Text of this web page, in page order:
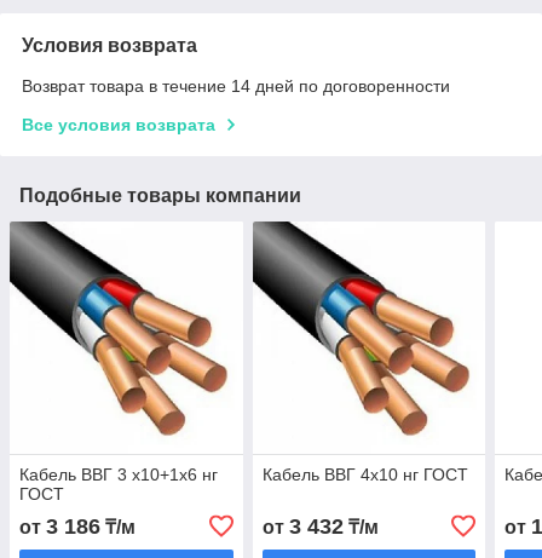
Условия возврата
Возврат товара в течение 14 дней по договоренности
Все условия возврата
Подобные товары компании
Кабель ВВГ 3 х10+1х6 нг
ГОСТ
от 3 186 ₸/м
Кабель ВВГ 4х10 нг ГОСТ
от 3 432₸/м от